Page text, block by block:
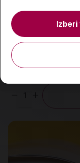
Veliki nemško-
29,00 €
Količina
Izberi